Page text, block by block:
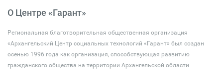
О Центре «Гарант»
Региональная благотворительная общественная организация
«Архангельский Центр социальных технологий «Гарант» был создан
осенью 1996 года как организация, способствующая развитию
гражданского общества на территории Архангельской области